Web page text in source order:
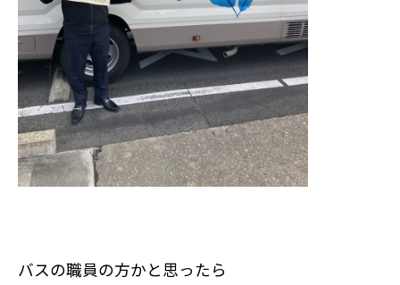
バスの職員の方かと思ったら